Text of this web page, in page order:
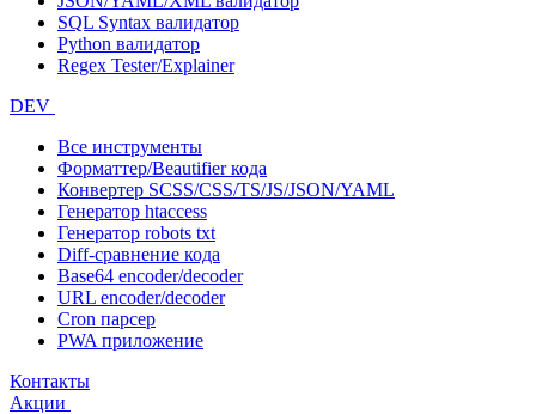
SQL Syntax валидатор
Python валидатор
Regex Tester/Explainer
DEV
Все инструменты
Форматтер/Beautifier кода
Конвертер SCSS/CSS/TS/JS/JSON/YAML
Генератор htaccess
Генератор robots txt
Diff-сравнение кода
Base64 encoder/decoder
URL encoder/decoder
Cron парсер
PWA приложение
Контакты
Акции